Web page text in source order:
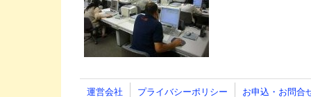
運営会社 プライバシーポリシー お申込・お問合